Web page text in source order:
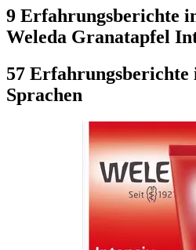
9 Erfahrungsberichte
Weleda Granatapfel
57 Erfahrungsberichte
Sprachen